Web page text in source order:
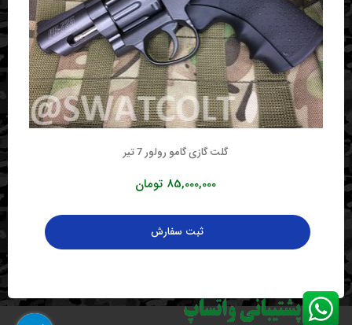
گلت گازی گامو رولور 7 تیر
85,000,000 تومان
ثبت سفارش